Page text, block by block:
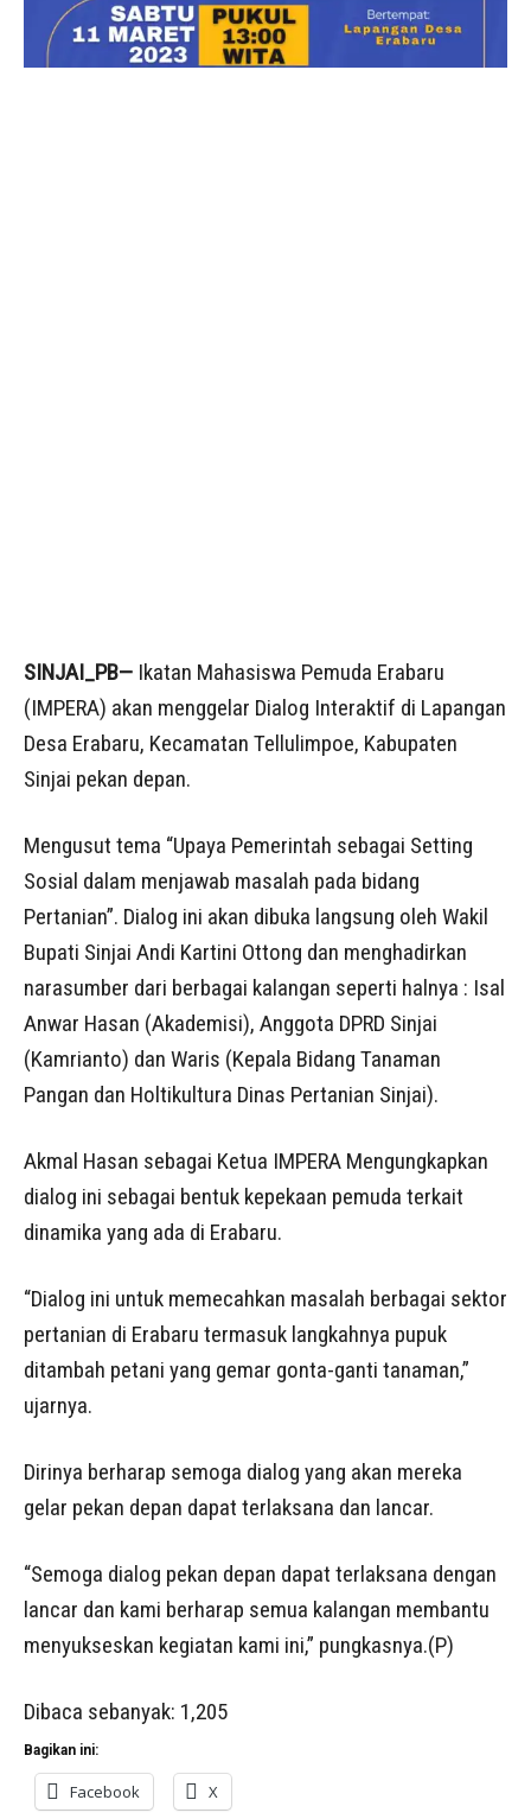
SINJAI_PB— Ikatan Mahasiswa Pemuda Erabaru
(IMPERA) akan menggelar Dialog Interaktif di Lapangan
Desa Erabaru, Kecamatan Tellulimpoe, Kabupaten
Sinjai pekan depan.
Mengusut tema “Upaya Pemerintah sebagai Setting
Sosial dalam menjawab masalah pada bidang
Pertanian”. Dialog ini akan dibuka langsung oleh Wakil
Bupati Sinjai Andi Kartini Ottong dan menghadirkan
narasumber dari berbagai kalangan seperti halnya : Isal
Anwar Hasan (Akademisi), Anggota DPRD Sinjai
(Kamrianto) dan Waris (Kepala Bidang Tanaman
Pangan dan Holtikultura Dinas Pertanian Sinjai).
Akmal Hasan sebagai Ketua IMPERA Mengungkapkan
dialog ini sebagai bentuk kepekaan pemuda terkait
dinamika yang ada di Erabaru.
“Dialog ini untuk memecahkan masalah berbagai sektor
pertanian di Erabaru termasuk langkahnya pupuk
ditambah petani yang gemar gonta-ganti tanaman,”
ujarnya.
Dirinya berharap semoga dialog yang akan mereka
gelar pekan depan dapat terlaksana dan lancar.
“Semoga dialog pekan depan dapat terlaksana dengan
lancar dan kami berharap semua kalangan membantu
menyukseskan kegiatan kami ini,” pungkasnya.(P)
Dibaca sebanyak: 1,205
Bagikan ini:
Facebook X